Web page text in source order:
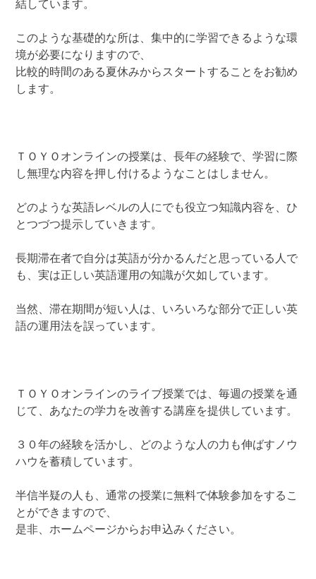
結しています。
このような基礎的な所は、集中的に学習できるような環
境が必要になりますので、
比較的時間のある夏休みからスタートすることをお勧め
します。
ＴＯＹＯオンラインの授業は、長年の経験で、学習に際
し無理な内容を押し付けるようなことはしません。
どのような英語レベルの人にでも役立つ知識内容を、ひ
とつづつ提示していきます。
長期滞在者で自分は英語が分かるんだと思っている人で
も、実は正しい英語運用の知識が欠如しています。
当然、滞在期間が短い人は、いろいろな部分で正しい英
語の運用法を誤っています。
ＴＯＹＯオンラインのライブ授業では、毎週の授業を通
じて、あなたの学力を改善する講座を提供しています。
３０年の経験を活かし、どのような人の力も伸ばすノウ
ハウを蓄積しています。
半信半疑の人も、通常の授業に無料で体験参加をするこ
とができますので、
是非、ホームページからお申込みください。